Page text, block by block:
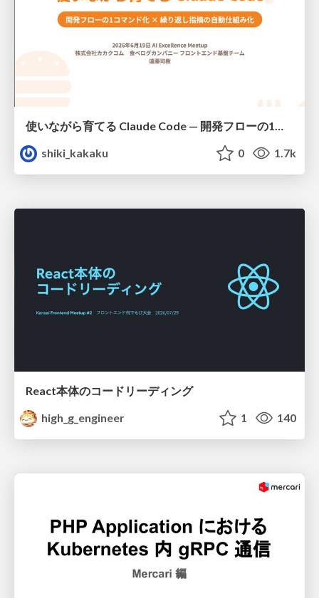
使いながら育てる Claude Code — 開発フローの1コマンド化 × 繰り返し指摘の自動仕組み化
shiki_kakaku
0 1.7k
React本体のコードリーディング
high_g_engineer
1 140